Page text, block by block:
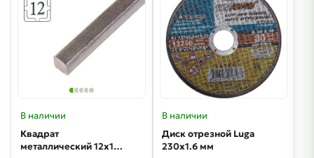
В наличии
Квадрат
металлический 12х12
В наличии
Диск отрезной Luga
230х1.6 мм